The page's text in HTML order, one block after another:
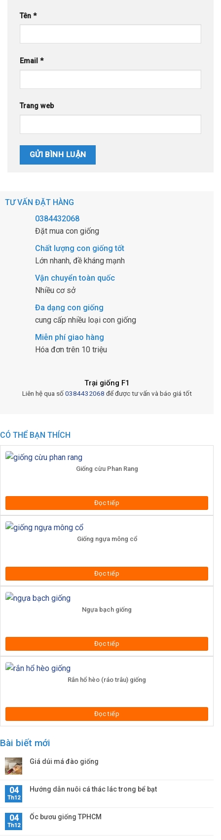
TƯ VẤN ĐẶT HÀNG
0384432068
Đặt mua con giống
Chất lượng con giống tốt
Lớn nhanh, đề kháng mạnh
Vận chuyển toàn quốc
Nhiều cơ sở
Đa dạng con giống
cung cấp nhiều loại con giống
Miễn phí giao hàng
Hóa đơn trên 10 triệu
Trại giống F1
Liên hệ qua số0384432068 để được tư vấn và báo giá tốt
CÓ THỂ BẠN THÍCH
Giống cừu Phan Rang
Đọc tiếp
Giống ngựa mông cổ
Đọc tiếp
Ngựa bạch giống
Đọc tiếp
Rắn hổ hèo (ráo trâu) giống
Đọc tiếp
Bài biết mới
Giá dúi má đào giống
04
Th12
Hướng dẫn nuôi cá thác lác trong bể bạt
04
Th12
Ốc bươu giống TPHCM
Tên *
Email *
Trang web